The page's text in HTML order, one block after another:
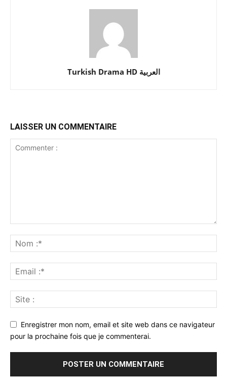
Turkish Drama HD العربية
LAISSER UN COMMENTAIRE
Enregistrer mon nom, email et site web dans ce navigateur
pour la prochaine fois que je commenterai.